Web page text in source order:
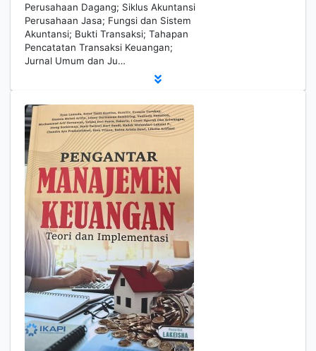
Perusahaan Dagang; Siklus Akuntansi
Perusahaan Jasa; Fungsi dan Sistem
Akuntansi; Bukti Transaksi; Tahapan
Pencatatan Transaksi Keuangan;
Jurnal Umum dan Ju…